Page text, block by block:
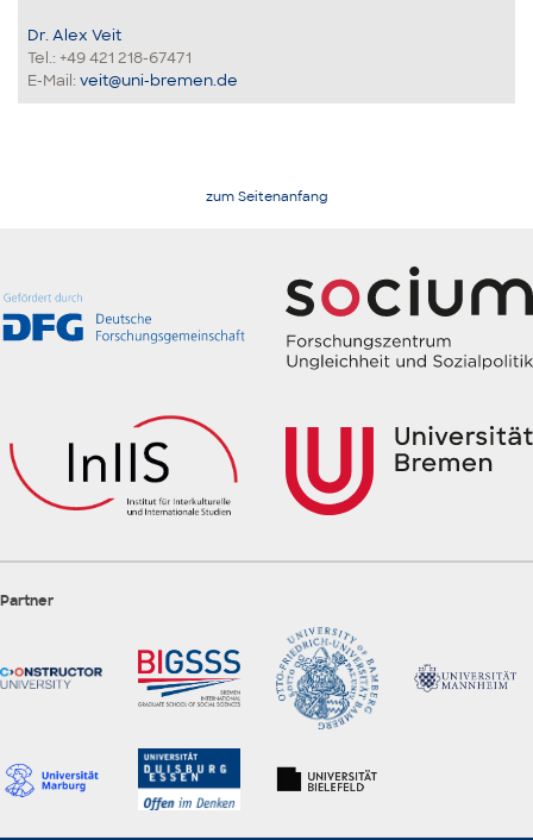
Dr. Alex Veit
Tel.: +49 421 218-67471
E-Mail: veit@uni-bremen.de
zum Seitenanfang
Partner